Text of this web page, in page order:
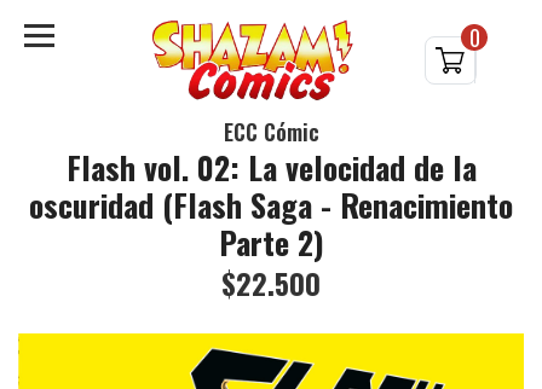
0
ECC Cómic
Flash vol. 02: La velocidad de la
oscuridad (Flash Saga - Renacimiento
Parte 2)
$22.500